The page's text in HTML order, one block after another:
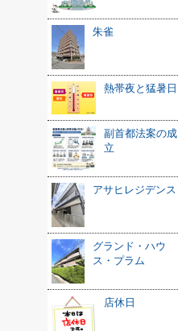
朱雀
熱帯夜と猛暑日
副首都法案の成
立
アサヒレジデンス
グランド・ハウ
ス・プラム
店休日